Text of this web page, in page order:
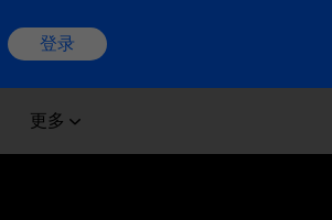
登录
更多